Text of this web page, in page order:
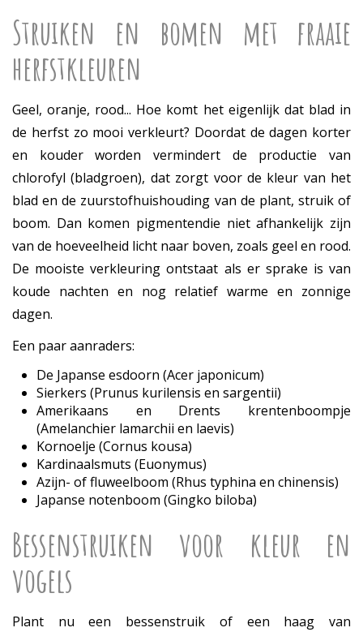
Struiken en bomen met fraaie
herfstkleuren
Geel, oranje, rood... Hoe komt het eigenlijk dat blad in
de herfst zo mooi verkleurt? Doordat de dagen korter
en kouder worden vermindert de productie van
chlorofyl (bladgroen), dat zorgt voor de kleur van het
blad en de zuurstofhuishouding van de plant, struik of
boom. Dan komen pigmentendie niet afhankelijk zijn
van de hoeveelheid licht naar boven, zoals geel en rood.
De mooiste verkleuring ontstaat als er sprake is van
koude nachten en nog relatief warme en zonnige
dagen.
Een paar aanraders:
De Japanse esdoorn (Acer japonicum)
Sierkers (Prunus kurilensis en sargentii)
Amerikaans en Drents krentenboompje
(Amelanchier lamarchii en laevis)
Kornoelje (Cornus kousa)
Kardinaalsmuts (Euonymus)
Azijn- of fluweelboom (Rhus typhina en chinensis)
Japanse notenboom (Gingko biloba)
Bessenstruiken voor kleur en
vogels
Plant nu een bessenstruik of een haag van